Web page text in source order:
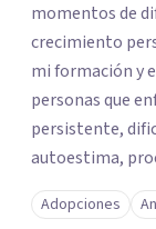
momentos de
crecimiento
mi formación y
personas que
persistente,
autoestima,
relacionados
Mi enfoque se
Adopciones